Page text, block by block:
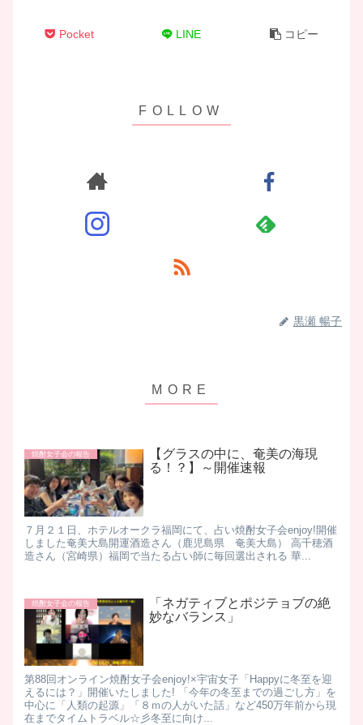
Pocket LINE コピー
黒瀬 暢子
焼酎女子会の報告
【グラスの中に、奄美の海現
る！？】～開催速報
​ ７月２１日、ホテルオークラ福岡にて、占い焼酎女子会enjoy!開催
しました ​ 奄美大島開運酒造さん（鹿児島県 奄美大島） 高千穂酒
造さん（宮崎県） ​ 福岡で当たる占い師に毎回選出される 華...
焼酎女子会の報告
「ネガティブとポジテョブの絶
妙なバランス」
第88回オンライン焼酎女子会enjoy!×宇宙女子「Happyに冬至を迎
えるには？」開催いたしました! 「今年の冬至までの過ごし方」を
中心に「人類の起源」「８ｍの人がいた話」など450万年前から現
在までタイムトラベル☆彡冬至に向け...